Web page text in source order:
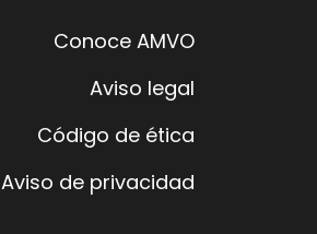
Conoce AMVO
Aviso legal
Código de ética
Aviso de privacidad